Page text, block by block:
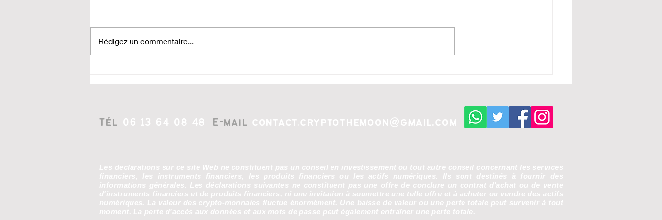
bloquées ? Comment
spécialisées de nos partenaires :
encore acheter en 2026
Rédigez un commentaire...
Tél 06 13 64 08 48 E-mail contact.cryptothemoon@gmail.com
Les déclarations sur ce site Web ne constituent pas un conseil en investissement ou tout autre conseil concernant les services
financiers, les instruments financiers, les produits financiers ou les actifs numériques. Ils sont destinés à fournir des
informations générales. Les déclarations suivantes ne constituent pas une offre de conclure un contrat d'achat ou de vente
d'instruments financiers et de produits financiers, ni une invitation à soumettre une telle offre et à acheter ou vendre des actifs
numériques. La valeur des crypto-monnaies fluctue énormément. Une baisse de valeur ou une perte totale peut survenir à tout
moment. La perte d'accès aux données et aux mots de passe peut également entraîner une perte totale.